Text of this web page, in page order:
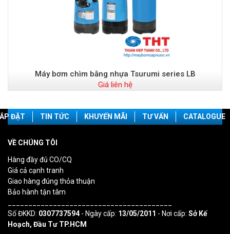
Máy bơm chìm bằng nhựa Tsurumi series LB
Giá liên hệ
ĐẶT TIN TỨC KHUYẾN MÃI TƯ VẤN CATALOGUE
VỀ CHÚNG TÔI
Hàng đầy đủ CO/CQ
Giá cả cạnh tranh
Giao hàng đúng thỏa thuận
Bảo hành tận tâm
Số ĐKKD: 0307737594- Ngày cấp: 13/05/2011 - Nơi cấp: Sở Kế
Hoạch, Đầu Tư TP.HCM